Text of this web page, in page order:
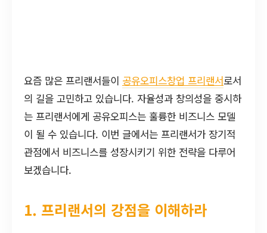
요즘 많은 프리랜서들이 공유오피스창업 프리랜서로서
의 길을 고민하고 있습니다. 자율성과 창의성을 중시하
는 프리랜서에게 공유오피스는 훌륭한 비즈니스 모델
이 될 수 있습니다. 이번 글에서는 프리랜서가 장기적
관점에서 비즈니스를 성장시키기 위한 전략을 다루어
보겠습니다.
1. 프리랜서의 강점을 이해하라